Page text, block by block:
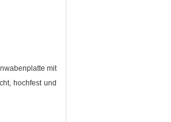
mit
hochfest und